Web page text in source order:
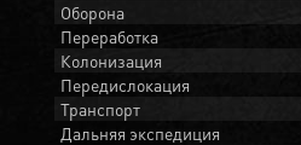
Оборона
Переработка
Колонизация
Передислокация
Транспорт
Дальняя экспедиция